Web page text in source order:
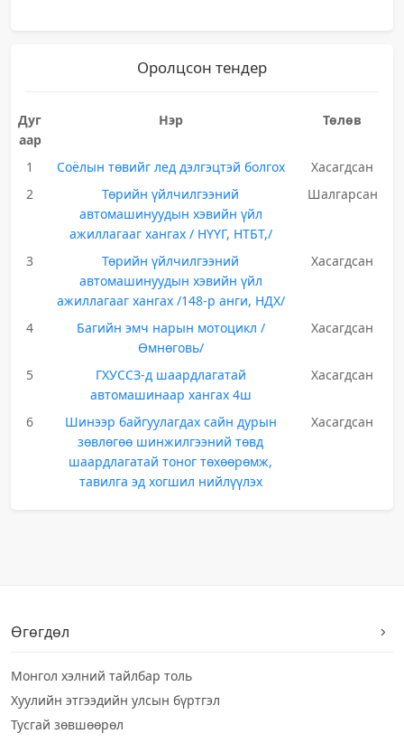
Оролцсон тендер
Дуг
аар
Нэр Төлөв
1 Соёлын төвийг лед дэлгэцтэй болгох
Хасагдсан
2
Төрийн үйлчилгээний
автомашинуудын хэвийн үйл
ажиллагааг хангах / НҮҮГ, НТБТ,/
Шалгарсан
3
Төрийн үйлчилгээний
автомашинуудын хэвийн үйл
ажиллагааг хангах /148-р анги, НДХ/
Хасагдсан
4
Багийн эмч нарын мотоцикл /
Өмнөговь/
Хасагдсан
5
ГХУССЗ-д шаардлагатай
автомашинаар хангах 4ш
Хасагдсан
6
Шинээр байгуулагдах сайн дурын
зөвлөгөө шинжилгээний төвд
шаардлагатай тоног төхөөрөмж,
тавилга эд хогшил нийлүүлэх
Хасагдсан
Өгөгдөл
Монгол хэлний тайлбар толь
Хуулийн этгээдийн улсын бүртгэл
Тусгай зөвшөөрөл